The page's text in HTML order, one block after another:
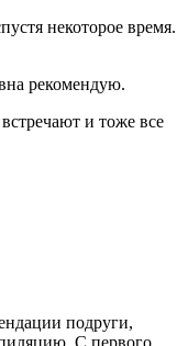
некоторое время.
рекомендую.
и тоже все
подруги,
С первого